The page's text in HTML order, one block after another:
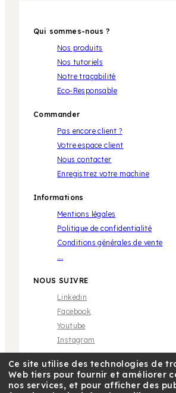
Qui sommes-nous ?
Nos produits
Nos tutoriels
Notre traçabilité
Eco-Responsable
Commander
Pas encore client ?
Votre espace client
Nous contacter
Enregistrez votre machine
Informations
Mentions légales
Politique de confidentialité
Conditions générales de vente
...
NOUS SUIVRE
Linkedin
Facebook
Youtube
Instagram
Ce site utilise des technologies de
Web tiers pour fournir et améliorer
nos services, et pour afficher des